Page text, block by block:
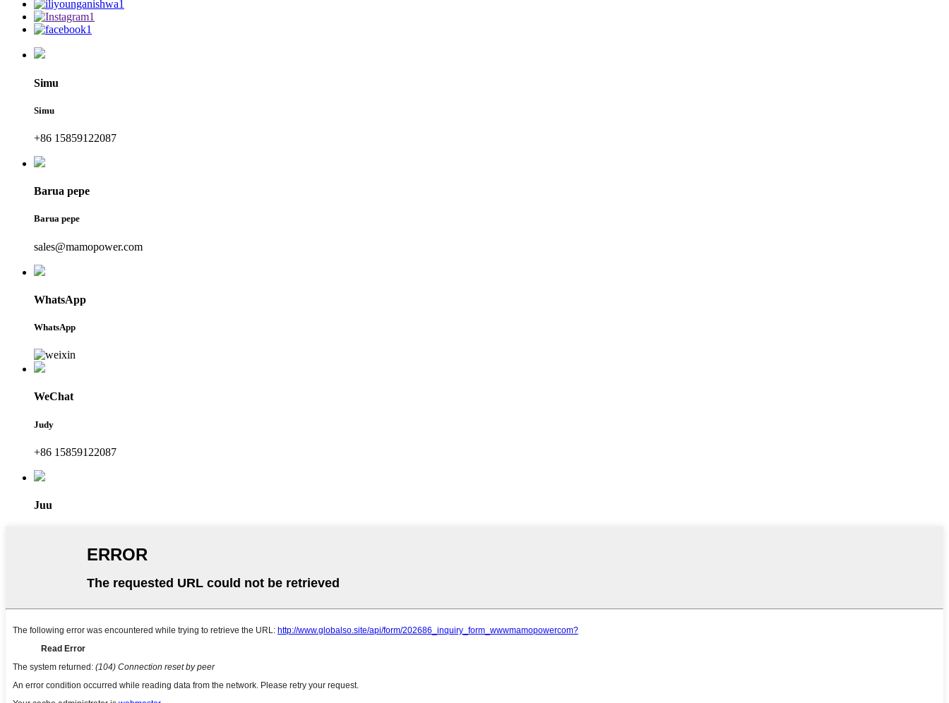
Simu
Simu
+86 15859122087
Barua pepe
Barua pepe
sales@mamopower.com
WhatsApp
WhatsApp
WeChat
Judy
+86 15859122087
Juu